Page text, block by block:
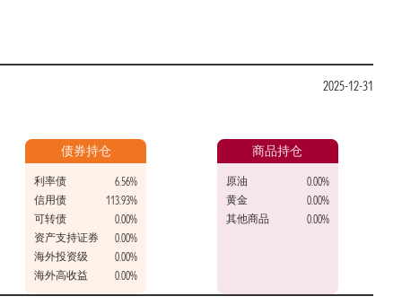
2025-12-31
债券持仓
利率债
6.56%
信用债
113.93%
可转债
0.00%
资产支持证券
0.00%
海外投资级
0.00%
海外高收益
0.00%
商品持仓
原油
0.00%
黄金
0.00%
其他商品
0.00%